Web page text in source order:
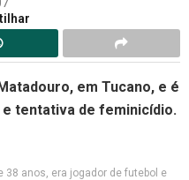
em Tucano, e é
tentativa de feminicídio.
38 anos, era jogador de futebol e